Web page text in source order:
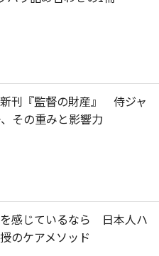
刊『監督の財産』 侍ジャ
その重みと影響力
感じているなら 日本人ハ
のケアメソッド